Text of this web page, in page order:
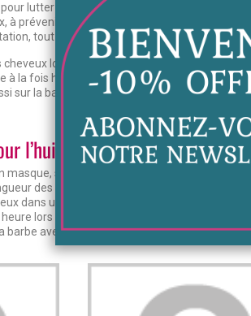
lutter contre la perte de cheveux, limiter les
à prévenir les pointes fourchues et à leur
tout en douceur.
lourds car elle va les adoucir, les
à la fois huile protectrice, fortifiante,
sur la barbe pour la faire pousser, l’hydrater
l’huile de serpent
masque, soit en bain d’huile avant le shampoing.
des cheveux et masser le cuir chevelu /
dans une serviette chaude / Ou recouvrir la
lors des premières utilisations (une nuit
barbe avec un shampoing (shampoing d’Ail,